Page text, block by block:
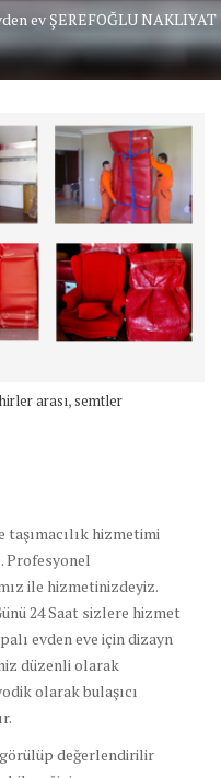
ev ŞEREFOĞLU NAKLIYAT
arası,semtler
taşımacılık hizmetimi
Profesyonel
ile hizmetinizdeyiz.
24 Saat sizlere hizmet
evden eve için dizayn
düzenli olarak
olarak bulaşıcı
değerlendirilir